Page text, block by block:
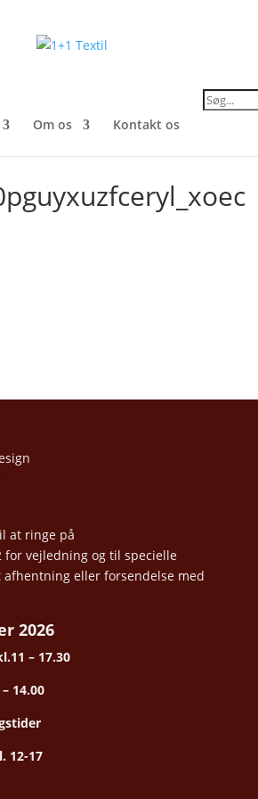
Om os Kontakt os
Products
search
at ringe på
for vejledning og til specielle
afhentning eller forsendelse med
2026
– 17.30
14.00
12-17